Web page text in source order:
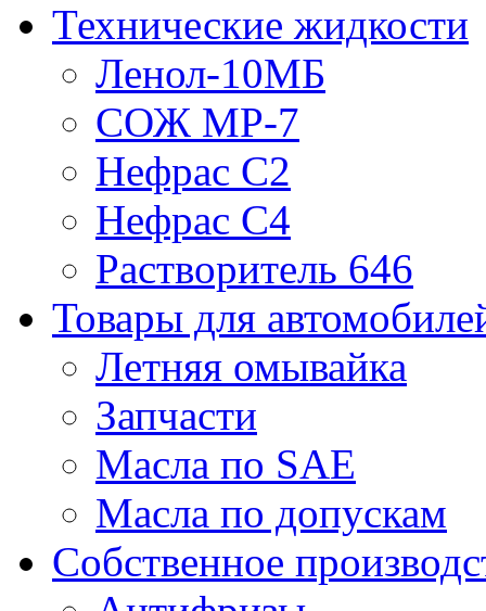
Технические жидкости
Ленол-10МБ
СОЖ МР-7
Нефрас С2
Нефрас С4
Растворитель 646
Товары для
Летняя омывайка
Запчасти
Масла по SAE
Масла по допускам
Собственное